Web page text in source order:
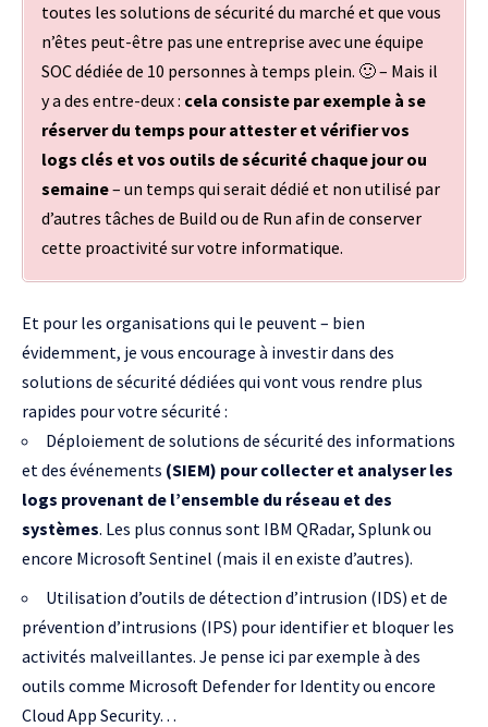
toutes les solutions de sécurité du marché et que vous
n’êtes peut-être pas une entreprise avec une équipe
SOC dédiée de 10 personnes à temps plein. 🙂 – Mais il
y a des entre-deux : cela consiste par exemple à se
réserver du temps pour attester et vérifier vos
logs clés et vos outils de sécurité chaque jour ou
semaine– un temps qui serait dédié et non utilisé par
d’autres tâches de Build ou de Run afin de conserver
cette proactivité sur votre informatique.
Et pour les organisations qui le peuvent – bien
évidemment, je vous encourage à investir dans des
solutions de sécurité dédiées qui vont vous rendre plus
rapides pour votre sécurité :
Déploiement de solutions de sécurité des informations
et des événements (SIEM) pour collecter et analyser les
logs provenant de l’ensemble du réseau et des
systèmes. Les plus connus sont IBM QRadar, Splunkou
encore Microsoft Sentinel (mais il en existe d’autres).
Utilisation d’outils de détection d’intrusion (IDS) et de
prévention d’intrusions (IPS) pour identifier et bloquer les
activités malveillantes. Je pense ici par exemple à des
outils comme Microsoft Defender for Identity ou encore
Cloud App Security…